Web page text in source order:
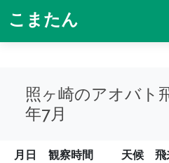
こまたん
照ヶ崎のアオバト
年7月
月日 観察時間 天候 飛